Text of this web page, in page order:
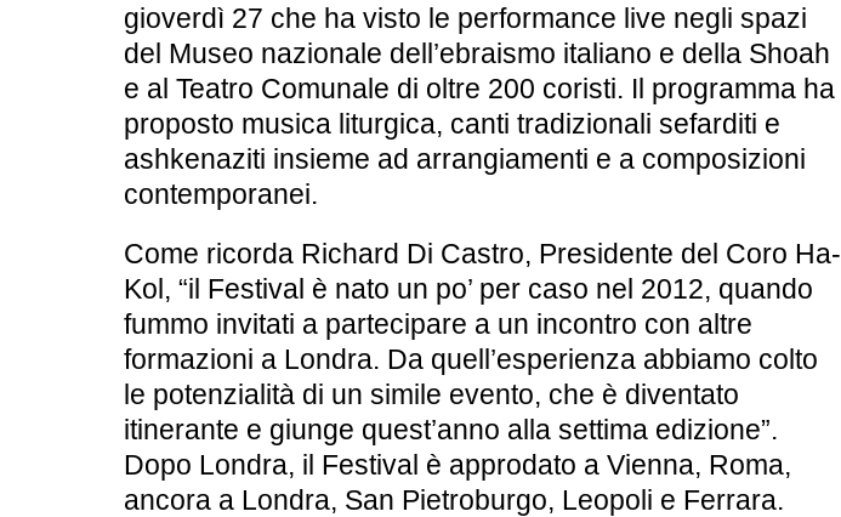
gioverdì 27 che ha visto le performance live negli spazi
del Museo nazionale dell’ebraismo italiano e della Shoah
e al Teatro Comunale di oltre 200 coristi. Il programma ha
proposto musica liturgica, canti tradizionali sefarditi e
ashkenaziti insieme ad arrangiamenti e a composizioni
contemporanei.
Come ricorda Richard Di Castro, Presidente del Coro Ha-
Kol, “il Festival è nato un po’ per caso nel 2012, quando
fummo invitati a partecipare a un incontro con altre
formazioni a Londra. Da quell’esperienza abbiamo colto
le potenzialità di un simile evento, che è diventato
itinerante e giunge quest’anno alla settima edizione”.
Dopo Londra, il Festival è approdato a Vienna, Roma,
ancora a Londra, San Pietroburgo, Leopoli e Ferrara.